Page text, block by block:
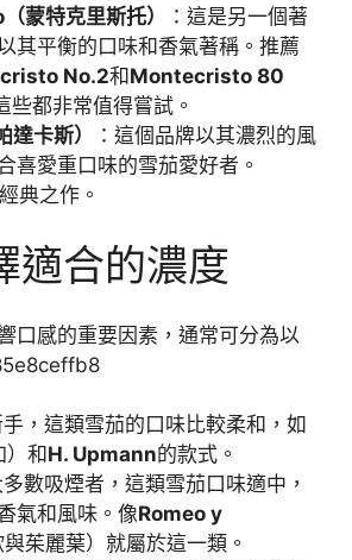
蒙特克里斯托）
：這是另一個著
其平衡的口味和香氣著稱。推薦
No.2和Montecristo 80
些都非常值得嘗試。
卡斯）
：這個品牌以其濃烈的風
喜愛重口味的雪茄愛好者。
典之作。
適合的濃度
口感的重要因素，通常可分為以
手，這類雪茄的口味比較柔和，如
）和 H. Upmann的款式。
多數吸煙者，這類雪茄口味適中，
氣和風味。像Romeo y
與茱麗葉）就屬於這一類。